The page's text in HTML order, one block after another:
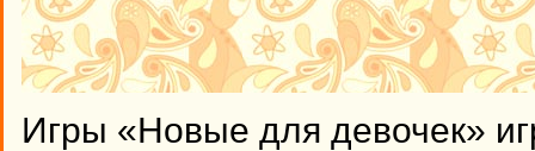
Игры «Новые для девочек»